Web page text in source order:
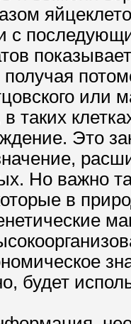
с
или
таких
Это
Но важно
в
будет